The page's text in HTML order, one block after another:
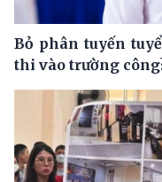
Bỏ phân tuyến
thi vào trường